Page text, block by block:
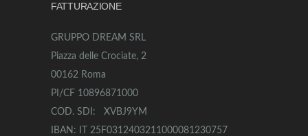
FATTURAZIONE
GRUPPO DREAM SRL
Piazza delle Crociate, 2
00162 Roma
PI/CF 10896871000
COD. SDI: XVBJ9YM
IBAN: IT 25F0312403211000081230757